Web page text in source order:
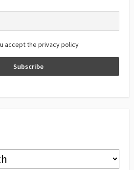
accept the privacy policy